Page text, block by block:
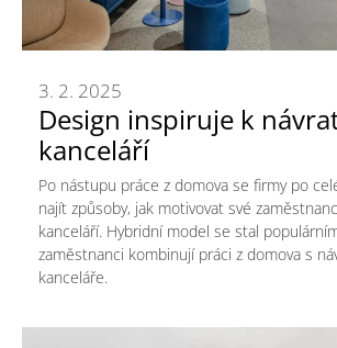
Design inspiruje k
kanceláří
3. 2. 2025
Po nástupu práce z domova se firmy po
najít způsoby, jak motivovat své
kanceláří. Hybridní model se stal
zaměstnanci kombinují práci z domova s
kanceláře.